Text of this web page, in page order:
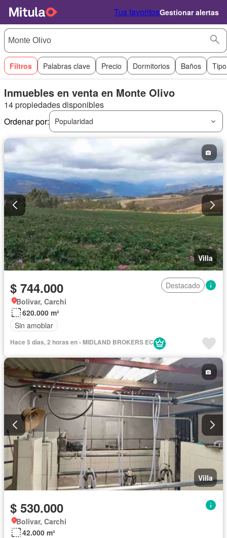
Tus favoritosGestionar alertas
Filtros Palabras clave Precio Dormitorios Baños
Inmuebles en venta en Monte Olivo
14 propiedades disponibles
Ordenar por:
Popularidad
Villa
$ 744.000
Destacado
Bolivar, Carchi
620.000 m²
Sin amoblar
Hace 5 días, 2 horas en - MIDLAND BROKERS EC
Villa
$ 530.000
Bolivar, Carchi
42.000 m²